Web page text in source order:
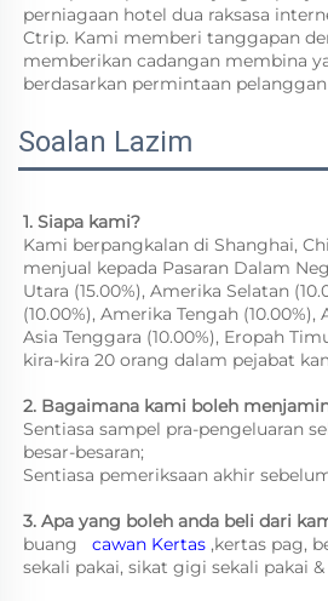
perniagaan hotel dua raksasa
Ctrip. Kami memberi tanggapan
memberikan cadangan membina
berdasarkan permintaan
Soalan Lazim
1. Siapa kami?
Kami berpangkalan di Shanghai,
menjual kepada Pasaran Dalam
Utara (15.00%), Amerika Selatan
(10.00%), Amerika Tengah (10.00%),
Asia Tenggara (10.00%), Eropah
kira-kira 20 orang dalam pejabat
2. Bagaimana kami boleh
Sentiasa sampel pra-pengeluaran
besar-besaran;
Sentiasa pemeriksaan akhir
3. Apa yang boleh anda beli dari
buang cawan Kertas ,kertas pag,
sekali pakai, sikat gigi sekali pakai